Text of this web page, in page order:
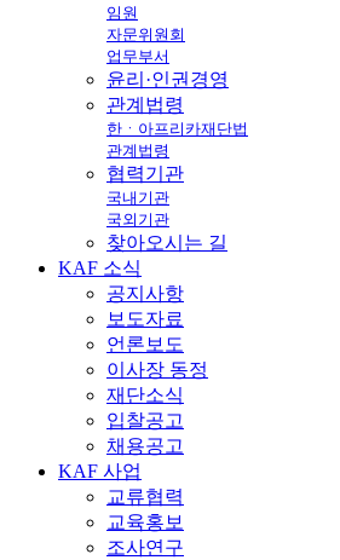
임원
자문위원회
업무부서
윤리·인권경영
관계법령
한ㆍ아프리카재단법
관계법령
협력기관
국내기관
국외기관
찾아오시는 길
KAF 소식
공지사항
보도자료
언론보도
이사장 동정
재단소식
입찰공고
채용공고
KAF 사업
교류협력
교육홍보
조사연구